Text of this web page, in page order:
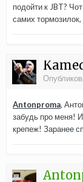
подойти к JBT?
самих тормозилок,
Antonproma,
забудь про меня!
крепеж! Заранее